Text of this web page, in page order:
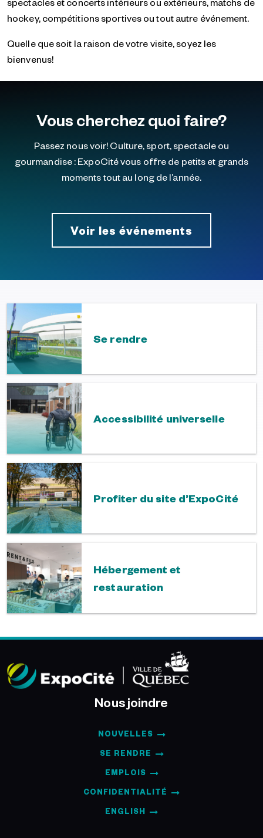
hockey, compétitions sportives ou tout autre événement.
Quelle que soit la raison de votre visite, soyez les
bienvenus!
Vous cherchez quoi faire?
Passez nous voir! Culture, sport, spectacle ou
gourmandise : ExpoCité vous offre de petits et grands
moments tout au long de l’année.
Voir les événements
Se rendre
Accessibilité universelle
Profiter du site d’ExpoCité
Hébergement et
restauration
Nous joindre
NOUVELLES
SE RENDRE
EMPLOIS
CONFIDENTIALITÉ
ENGLISH